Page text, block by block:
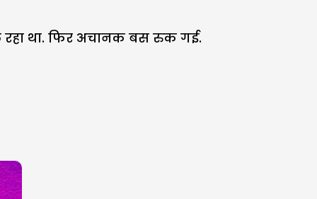
रहा था. फिर अचानक बस रुक गई.